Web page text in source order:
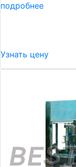
подробнее
Узнать цену